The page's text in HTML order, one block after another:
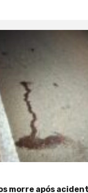
morre após